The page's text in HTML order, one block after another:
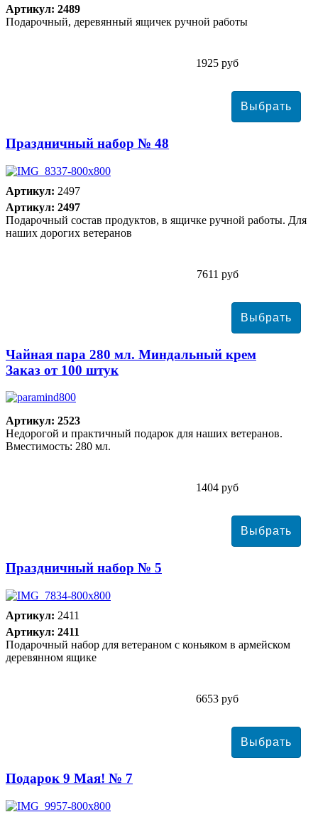
Артикул: 2489
Подарочный, деревянный ящичек ручной работы
1925 руб
Праздничный набор № 48
Артикул: 2497
Артикул: 2497
Подарочный состав продуктов, в ящичке ручной работы. Для
наших дорогих ветеранов
7611 руб
Чайная пара 280 мл. Миндальный крем
Заказ от 100 штук
Артикул: 2523
Недорогой и практичный подарок для наших ветеранов.
Вместимость: 280 мл.
1404 руб
Праздничный набор № 5
Артикул: 2411
Артикул: 2411
Подарочный набор для ветераном с коньяком в армейском
деревянном ящике
6653 руб
Подарок 9 Мая! № 7